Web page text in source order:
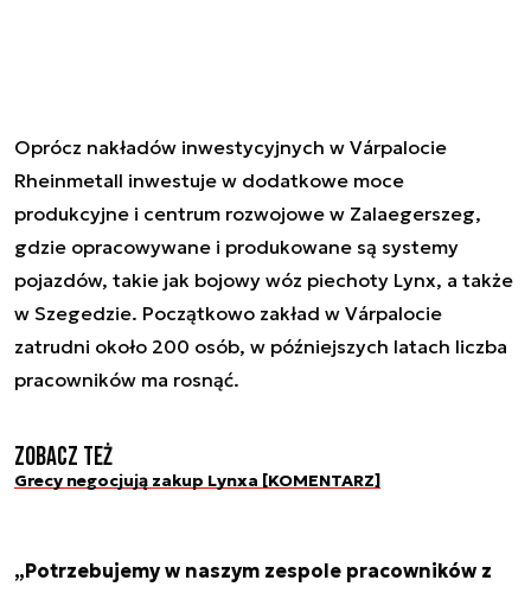
Oprócz nakładów inwestycyjnych w Várpalocie
Rheinmetall inwestuje w dodatkowe moce
produkcyjne i centrum rozwojowe w Zalaegerszeg,
gdzie opracowywane i produkowane są systemy
pojazdów, takie jak bojowy wóz piechoty Lynx, a także
w Szegedzie. Początkowo zakład w Várpalocie
zatrudni około 200 osób, w późniejszych latach liczba
pracowników ma rosnąć.
Zobacz też
Grecy negocjują zakup Lynxa [KOMENTARZ]
„Potrzebujemy w naszym zespole pracowników z